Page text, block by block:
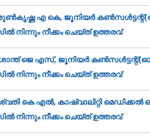
എ കെ, ജൂനിയര്‍
നിന്നും നീക്കം ചെയ്ത് ഉത്തരവ്‌
ജെ എസ്, ജൂനിയര്‍
നിന്നും നീക്കം ചെയ്ത് ഉത്തരവ്‌
കെ എല്‍, കാഷ്വാലിറ്റി മെഡിക്കല്‍
നിന്നും നീക്കം ചെയ്ത് ഉത്തരവ്‌